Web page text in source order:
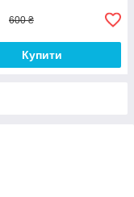
600 ₴
Купити